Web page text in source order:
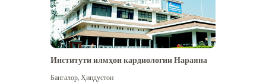
Институти илмҳои кардиологии Нараяна
Бангалор,Ҳиндустон